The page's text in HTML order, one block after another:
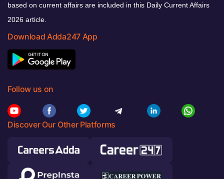
based on current affairs are included in this Daily Current Affairs
2026 article.
Download Adda247 App
Follow us on
Discover Our Other Platforms